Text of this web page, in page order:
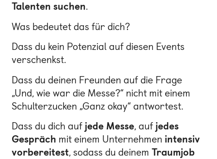
Talenten suchen.
Was bedeutet das für dich?
Dass du kein Potenzial auf diesen Events
verschenkst.
Dass du deinen Freunden auf die Frage
„Und, wie war die Messe?“ nicht mit einem
Schulterzucken „Ganz okay“ antwortest.
Dass du dich auf jede Messe, auf jedes
Gespräch mit einem Unternehmen intensiv
vorbereitest, sodass du deinem Traumjob